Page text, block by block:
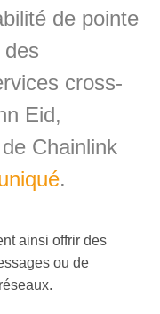
de pointe
cross-
Eid,
Chainlink
.
ainsi offrir des
ou de